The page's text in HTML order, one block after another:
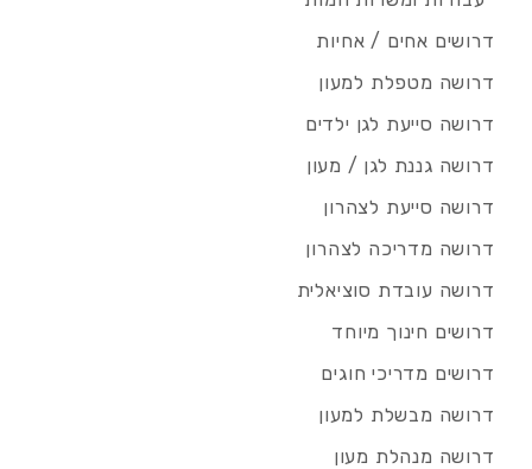
דרושים אחים / אחיות
דרושה מטפלת למעון
דרושה סייעת לגן ילדים
דרושה גננת לגן / מעון
דרושה סייעת לצהרון
דרושה מדריכה לצהרון
דרושה עובדת סוציאלית
דרושים חינוך מיוחד
דרושים מדריכי חוגים
דרושה מבשלת למעון
דרושה מנהלת מעון